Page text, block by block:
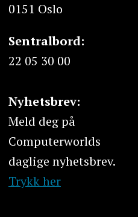
0151 Oslo
Sentralbord:
22 05 30 00
Nyhetsbrev:
Meld deg på
Computerworlds
daglige nyhetsbrev.
Trykk her